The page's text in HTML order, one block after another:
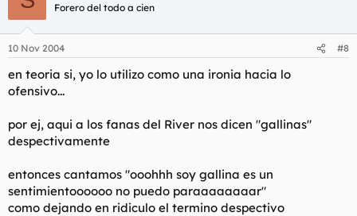
que es sudamerica?
ese pedazo de tierra habitada por indios que esta para abajo
de USA (o mexico para algunos)
Forero del todo a cien
10 Nov 2004 #8
en teoria si, yo lo utilizo como una ironia hacia lo
ofensivo...
por ej, aqui a los fanas del River nos dicen "gallinas"
despectivamente
entonces cantamos "ooohhh soy gallina es un
sentimientoooooo no puedo paraaaaaaaar"
como dejando en ridiculo el termino despectivo